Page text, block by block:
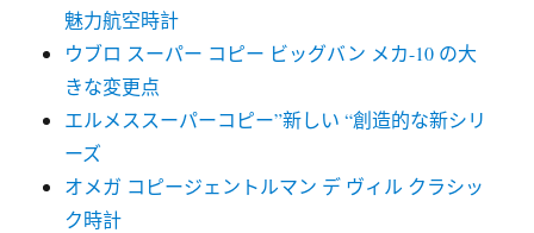
魅力航空時計
ウブロ スーパー コピー ビッグバン メカ-10 の大
きな変更点
エルメススーパーコピー”新しい “創造的な新シリ
ーズ
オメガ コピージェントルマン デ ヴィル クラシッ
ク時計